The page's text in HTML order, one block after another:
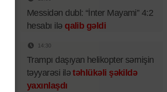
Messidən dubl: “İnter Mayami” 4:2
hesabı ilə qalib gəldi
14:30
Trampı daşıyan helikopter sərnişin
təyyarəsi ilətəhlükəli şəkildə
yaxınlaşdı